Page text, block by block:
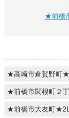
★前橋
★高崎市倉賀野町
★前橋市関根町２
★前橋市大友町